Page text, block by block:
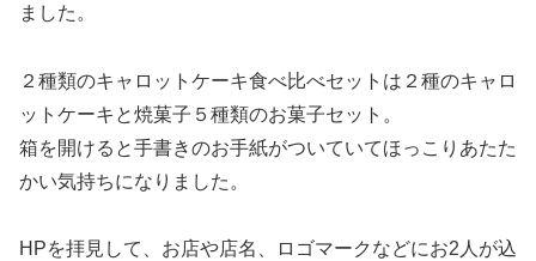
ました。
２種類のキャロットケーキ食べ比べセットは２種のキャロ
ットケーキと焼菓子５種類のお菓子セット。
箱を開けると手書きのお手紙がついていてほっこりあたた
かい気持ちになりました。
HPを拝見して、お店や店名、ロゴマークなどにお2人が込